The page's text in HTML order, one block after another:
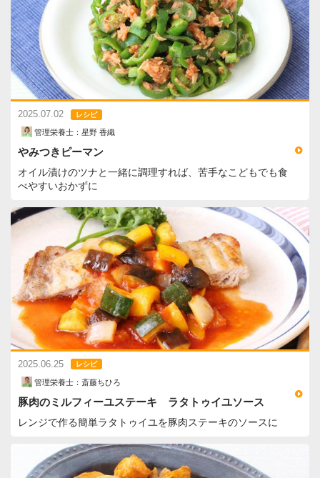
2025.07.02 レシピ
管理栄養士：星野 香織
やみつきピーマン
オイル漬けのツナと一緒に調理すれば、苦手なこどもでも食
べやすいおかずに
2025.06.25 レシピ
管理栄養士：斎藤ちひろ
豚肉のミルフィーユステーキ ラタトゥイユソース
レンジで作る簡単ラタトゥイユを豚肉ステーキのソースに